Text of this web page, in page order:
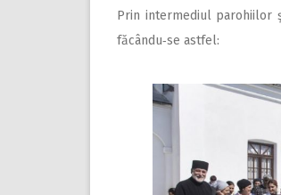
Prin intermediul parohiilor
făcându‑se astfel: